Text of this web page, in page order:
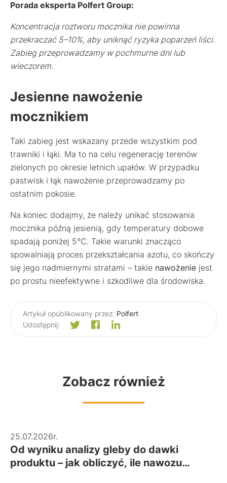
Porada eksperta Polfert Group:
Koncentracja roztworu mocznika nie powinna
przekraczać 5–10%, aby uniknąć ryzyka poparzeń liści.
Zabieg przeprowadzamy w pochmurne dni lub
wieczorem.
Jesienne nawożenie
mocznikiem
Taki zabieg jest wskazany przede wszystkim pod
trawniki i łąki. Ma to na celu regenerację terenów
zielonych po okresie letnich upałów. W przypadku
pastwisk i łąk nawożenie przeprowadzamy po
ostatnim pokosie.
Na koniec dodajmy, że należy unikać stosowania
mocznika późną jesienią, gdy temperatury dobowe
spadają poniżej 5°C. Takie warunki znacząco
spowalniają proces przekształcania azotu, co skończy
się jego nadmiernymi stratami – takie nawożenie jest
po prostu nieefektywne i szkodliwe dla środowiska.
Artykuł opublikowany przez: Polfert
Udostępnij:
Zobacz również
25.07.2026r.
Od wyniku analizy gleby do dawki
produktu – jak obliczyć, ile nawozu